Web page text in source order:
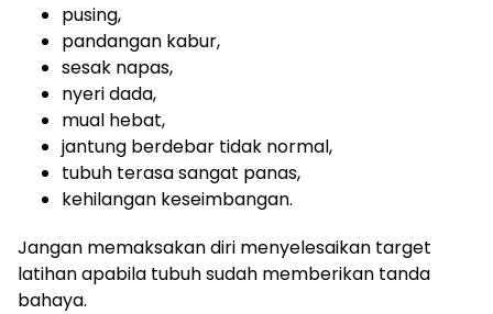
pusing,
pandangan kabur,
sesak napas,
nyeri dada,
mual hebat,
jantung berdebar tidak normal,
tubuh terasa sangat panas,
kehilangan keseimbangan.
Jangan memaksakan diri menyelesaikan target
latihan apabila tubuh sudah memberikan tanda
bahaya.